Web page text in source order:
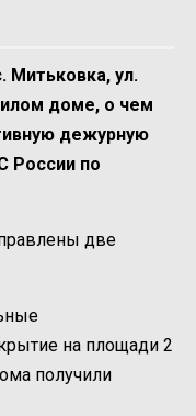
Митьковка, ул.
доме, о чем
дежурную
России по
две
на площади 2
получили